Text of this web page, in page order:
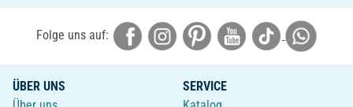
Folge uns auf:
ÜBER UNS
SERVICE